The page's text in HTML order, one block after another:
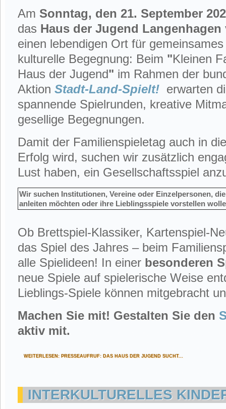
Am Sonntag, den 21. September
das Haus der Jugend Langenhagen
einen lebendigen Ort für
kulturelle Begegnung: Beim "Kleinen
Haus der Jugend" im Rahmen der
Aktion Stadt-Land-Spielt! erwarten
spannende Spielrunden, kreative
gesellige Begegnungen.
Damit der Familienspieletag auch in
Erfolg wird, suchen wir zusätzlich
Lust haben, ein Gesellschaftsspiel
Wir suchen Institutionen, Vereine oder Einzelpersonen,
anleiten möchten oder ihre Lieblingsspiele vorstellen
Ob Brettspiel-Klassiker, Kartenspiel-
das Spiel des Jahres – beim
alle Spielideen! In einer besonderen
neue Spiele auf spielerische Weise
Lieblings-Spiele können mitgebracht
Machen Sie mit! Gestalten Sie den
aktiv mit.
WEITERLESEN: PRESSEAUFRUF: DAS HAUS DER JUGEND SUCHT...
INTERKULTURELLES